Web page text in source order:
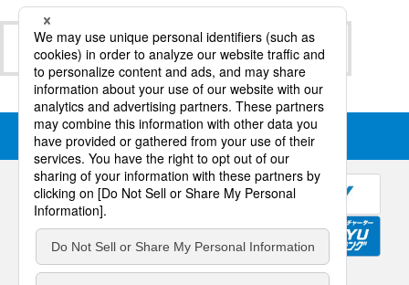
ロジスティクス一覧に戻る
COPYRIGHT © SANKYU INC. ALL RIGHTS RESERVED.